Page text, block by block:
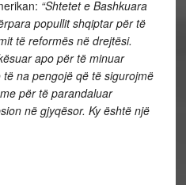
“Shtetet e Bashkuara
popullit shqiptar për të
të reformës në drejtësi.
apo për të minuar
na pengojë që të sigurojmë
për të parandaluar
në gjyqësor. Ky është një